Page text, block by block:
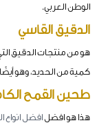
الوطن العربي.
الدقيق القاسي
هو من منتجات الدقيق
كمية من الحديد، وهو
طحين القمح
هذا هو افضلافضل انواع